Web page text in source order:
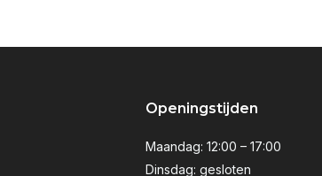
Openingstijden
Maandag: 12:00 – 17:00
Dinsdag: gesloten